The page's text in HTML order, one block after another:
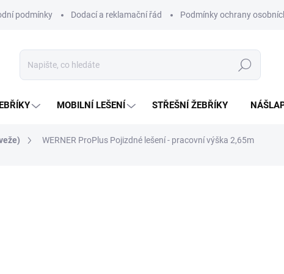
podmínky Dodací a reklamační řád Podmínky ochrany
Hledat
MOBILNÍ LEŠENÍ STŘEŠNÍ ŽEBŘÍKY
WERNER ProPlus Pojizdné lešení - pracovní výška 2,65m